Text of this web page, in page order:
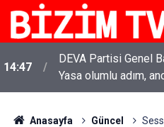
14:47
DEVA Partisi Genel
Yasa olumlu adım,
Anasayfa Güncel